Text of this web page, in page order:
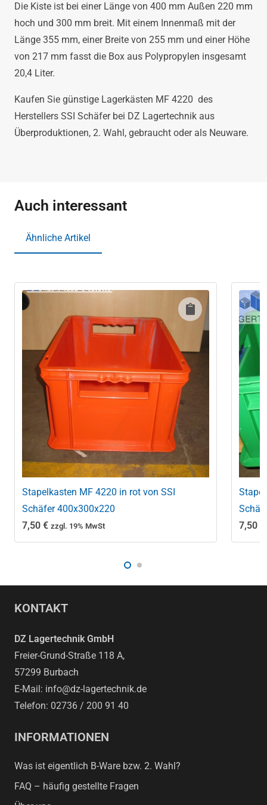
Die Kiste ist bei einer Länge von 400 mm Außen 220 mm
hoch und 300 mm breit. Mit einem Innenmaß mit der
Länge 355 mm, einer Breite von 255 mm und einer Höhe
von 217 mm fasst die Box aus Polypropylen insgesamt
20,4 Liter.
Kaufen Sie günstige Lagerkästen MF 4220 des
Herstellers SSI Schäfer bei DZ Lagertechnik aus
Überproduktionen, 2. Wahl, gebraucht oder als Neuware.
Auch interessant
Ähnliche Artikel
Stapelkasten MF 4220 in rot von SSI
Schäfer 400x300x220
7,50 € zzgl. 19% MwSt
7,50
KONTAKT
DZ Lagertechnik GmbH
Freier-Grund-Straße 118 A,
57299 Burbach
E-Mail: info@dz-lagertechnik.de
Telefon: 02736 / 200 91 40
INFORMATIONEN
Was ist eigentlich B-Ware bzw. 2. Wahl?
FAQ – häufig gestellte Fragen